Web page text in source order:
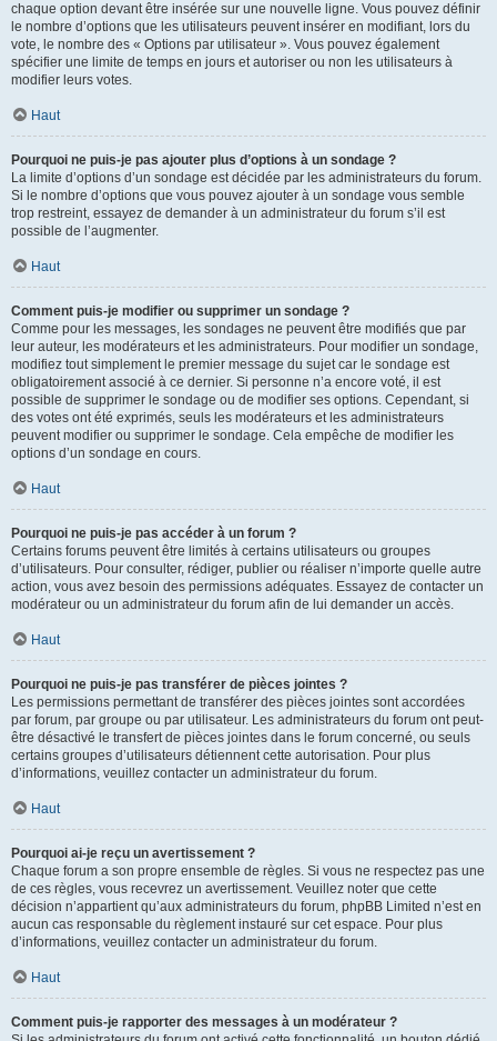
chaque option devant être insérée sur une nouvelle ligne. Vous pouvez définir
le nombre d’options que les utilisateurs peuvent insérer en modifiant, lors du
vote, le nombre des « Options par utilisateur ». Vous pouvez également
spécifier une limite de temps en jours et autoriser ou non les utilisateurs à
modifier leurs votes.
Haut
Pourquoi ne puis-je pas ajouter plus d’options à un sondage ?
La limite d’options d’un sondage est décidée par les administrateurs du forum.
Si le nombre d’options que vous pouvez ajouter à un sondage vous semble
trop restreint, essayez de demander à un administrateur du forum s’il est
possible de l’augmenter.
Haut
Comment puis-je modifier ou supprimer un sondage ?
Comme pour les messages, les sondages ne peuvent être modifiés que par
leur auteur, les modérateurs et les administrateurs. Pour modifier un sondage,
modifiez tout simplement le premier message du sujet car le sondage est
obligatoirement associé à ce dernier. Si personne n’a encore voté, il est
possible de supprimer le sondage ou de modifier ses options. Cependant, si
des votes ont été exprimés, seuls les modérateurs et les administrateurs
peuvent modifier ou supprimer le sondage. Cela empêche de modifier les
options d’un sondage en cours.
Haut
Pourquoi ne puis-je pas accéder à un forum ?
Certains forums peuvent être limités à certains utilisateurs ou groupes
d’utilisateurs. Pour consulter, rédiger, publier ou réaliser n’importe quelle autre
action, vous avez besoin des permissions adéquates. Essayez de contacter un
modérateur ou un administrateur du forum afin de lui demander un accès.
Haut
Pourquoi ne puis-je pas transférer de pièces jointes ?
Les permissions permettant de transférer des pièces jointes sont accordées
par forum, par groupe ou par utilisateur. Les administrateurs du forum ont peut-
être désactivé le transfert de pièces jointes dans le forum concerné, ou seuls
certains groupes d’utilisateurs détiennent cette autorisation. Pour plus
d’informations, veuillez contacter un administrateur du forum.
Haut
Pourquoi ai-je reçu un avertissement ?
Chaque forum a son propre ensemble de règles. Si vous ne respectez pas une
de ces règles, vous recevrez un avertissement. Veuillez noter que cette
décision n’appartient qu’aux administrateurs du forum, phpBB Limited n’est en
aucun cas responsable du règlement instauré sur cet espace. Pour plus
d’informations, veuillez contacter un administrateur du forum.
Haut
Comment puis-je rapporter des messages à un modérateur ?